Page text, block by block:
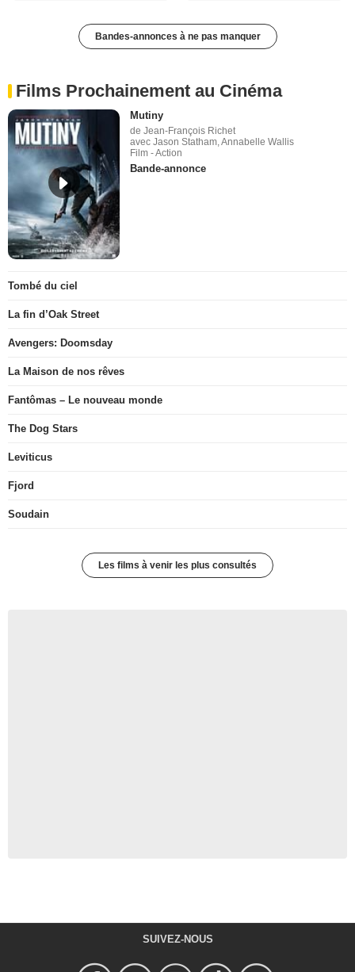
Bandes-annonces à ne pas manquer
Films Prochainement au Cinéma
Mutiny
de Jean-François Richet
avec Jason Statham, Annabelle Wallis
Film - Action
Bande-annonce
Tombé du ciel
La fin d’Oak Street
Avengers: Doomsday
La Maison de nos rêves
Fantômas – Le nouveau monde
The Dog Stars
Leviticus
Fjord
Soudain
Les films à venir les plus consultés
SUIVEZ-NOUS